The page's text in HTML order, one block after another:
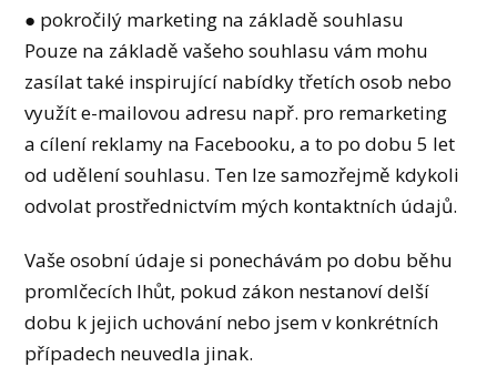
● pokročilý marketing na základě souhlasu
Pouze na základě vašeho souhlasu vám mohu
zasílat také inspirující nabídky třetích osob nebo
využít e-mailovou adresu např. pro remarketing
a cílení reklamy na Facebooku, a to po dobu 5 let
od udělení souhlasu. Ten lze samozřejmě kdykoli
odvolat prostřednictvím mých kontaktních údajů.
Vaše osobní údaje si ponechávám po dobu běhu
promlčecích lhůt, pokud zákon nestanoví delší
dobu k jejich uchování nebo jsem v konkrétních
případech neuvedla jinak.